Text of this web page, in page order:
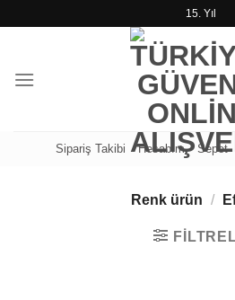
15. Yıl
Sipariş Takibi Hesabım Sepet
Renk ürün /